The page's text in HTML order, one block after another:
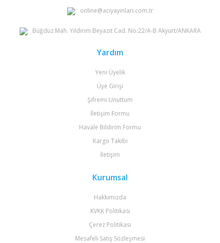
online@aciyayinlari.com.tr
Büğdüz Mah. Yıldırım Beyazıt Cad. No:22/A-B Akyurt/ANKARA
Yardım
Yeni Üyelik
Üye Girişi
Şifremi Unuttum
İletişim Formu
Havale Bildirim Formu
Kargo Takibi
İletişim
Kurumsal
Hakkımızda
KVKK Politikası
Çerez Politikası
Mesafeli Satış Sözleşmesi